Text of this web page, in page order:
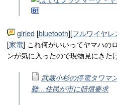
girled [bluetooth][フルワイヤレ
[家電] これ何がいいってヤマハの
ンが気に入ったので現物見にきた
武蔵小杉の停電タワマ
難…住民が市に賠償要求